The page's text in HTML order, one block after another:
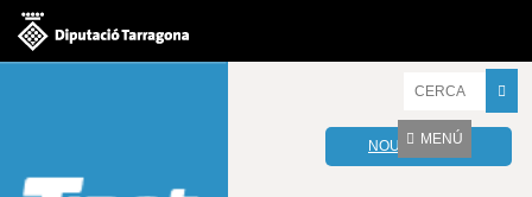
r
o
NOU WEBMAIL
MENÚ